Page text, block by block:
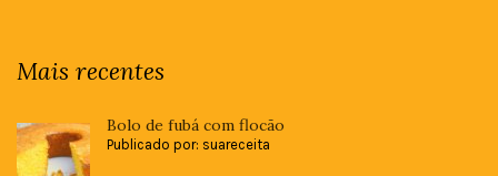
Mais recentes
Bolo de fubá com flocão
Publicado por: suareceita